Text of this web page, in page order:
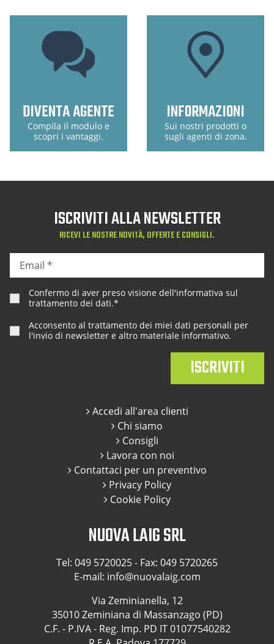
DIVENTA AGENTE
Compila il modulo e
scopri i vantaggi.
INFORMAZIONI
Sui nostri prodotti o
sugli agenti di zona.
NUOVA LAIG SRL
Tel: 049 5720025- Fax: 049 5720265
E-mail: info@nuovalaig.com
Via Zeminianella, 12
35010 Zeminiana di Massanzago (PD)
C.F. - P.IVA - Reg. Imp. PD IT 01077540282
Accedi all'area clienti
Chi siamo
Consigli
Lavora con noi
Contattaci per un preventivo
Privacy Policy
Cookie Policy
ISCRIVITI ALLA NEWSLETTER
RICEVI LE NOSTRE NOVITÀ, OFFERTE E CONSIGLI.
Confermo di aver preso visione dell'informativa sul
trattamento dei dati.*
Acconsento al trattamento dei miei dati personali per
l'invio di newsletter e altro materiale informativo.